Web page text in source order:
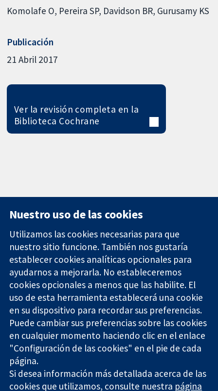
Komolafe O Pereira SP Davidson BR Gurusamy KS
Publicación
21 Abril 2017
Ver la revisión completa en la
Biblioteca Cochrane
Evidencia fiable.
Decisiones
informadas.
Mejor salud.
11-13 Cavendish
Square
Londres
W1G 0AN
Reino Unido
Contacto
Noticias
Prensa
Sobre
nosotros
Empleo
Cochrane
Library
The Cochrane Collaboration is a charity (no. 1045921) and a
company limited by guarantee (no. 03044323) registered in
England & Wales. VAT registration number GB 718 2127 49.
Nuestro uso de las cookies
Utilizamos las cookies necesarias para que
nuestro sitio funcione. También nos gustaría
establecer cookies analíticas opcionales para
ayudarnos a mejorarla. No estableceremos
cookies opcionales a menos que las habilite. El
uso de esta herramienta establecerá una cookie
en su dispositivo para recordar sus preferencias.
Puede cambiar sus preferencias sobre las cookies
en cualquier momento haciendo clic en el enlace
"Configuración de las cookies" en el pie de cada
página.
Si desea información más detallada acerca de las
cookies que utilizamos, consulte nuestra página